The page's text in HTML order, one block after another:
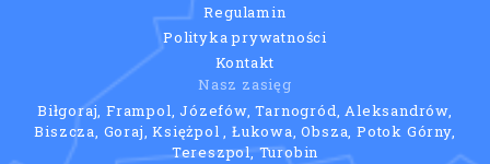
Regulamin
Polityka prywatności
Kontakt
Nasz zasięg
Biłgoraj, Frampol, Józefów, Tarnogród, Aleksandrów,
Biszcza, Goraj, Księżpol , Łukowa, Obsza, Potok Górny,
Tereszpol, Turobin